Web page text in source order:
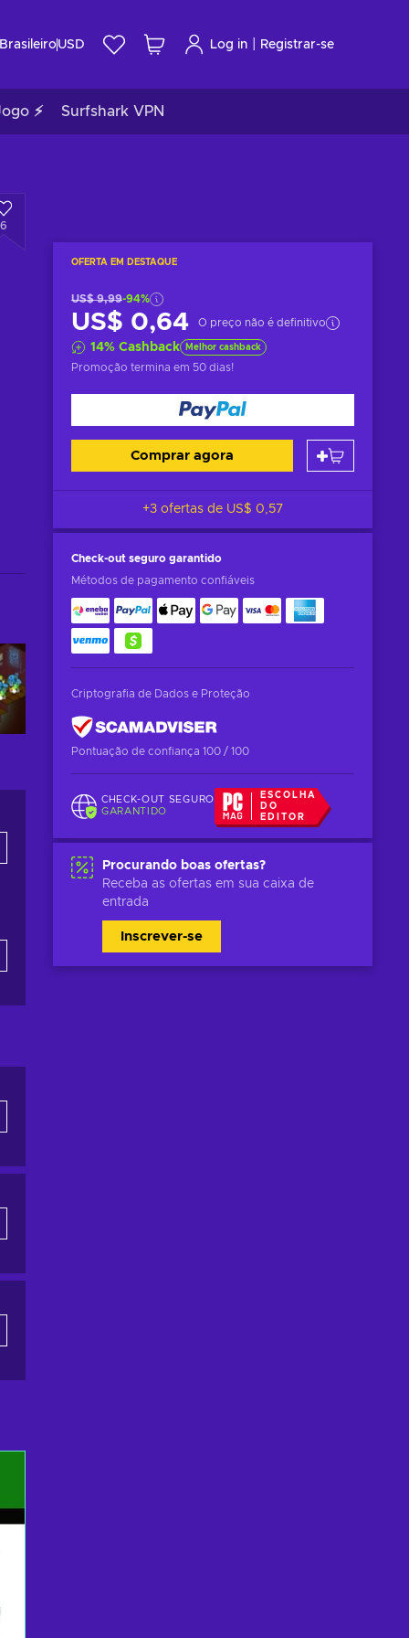
USD Log in Registrar-se
⚡ Surfshark VPN
6
OFERTA EM DESTAQUE
US$ 9,99-94%
US$ 0,64 O preço não é definitivo
14% Cashback Melhor cashback
Promoção termina em 50 dias!
Comprar agora
+3 ofertas de US$ 0,57
Check-out seguro garantido
Métodos de pagamento confiáveis
Criptografia de Dados e Proteção
Pontuação de confiança 100 / 100
CHECK-OUT SEGURO
GARANTIDO
ESCOLHA
DO
EDITOR
Procurando boas ofertas?
Receba as ofertas em sua caixa de
entrada
Inscrever-se